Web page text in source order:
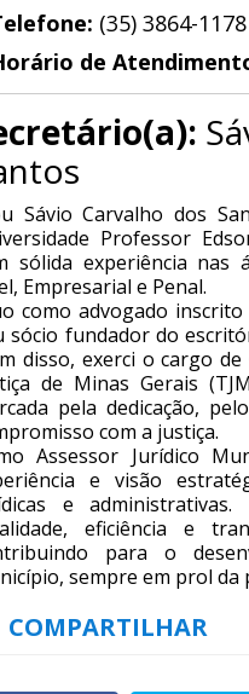
(35) 3864-
de
Sávio Carvalho dos
Professor
sólida experiência nas
Empresarial e Penal.
como advogado
sócio fundador do
disso, exerci o cargo
de Minas Gerais
pela dedicação,
com a justiça.
Assessor Jurídico
e visão
e
eficiência e
para o
sempre em prol da
COMPARTILHAR